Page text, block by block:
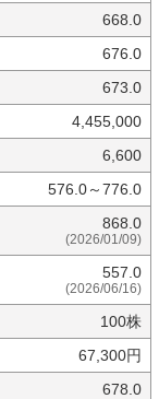
668.0
676.0
673.0
4,455,000
6,600
576.0～776.0
868.0
(2026/01/09)
557.0
(2026/06/16)
100株
67,300円
678.0